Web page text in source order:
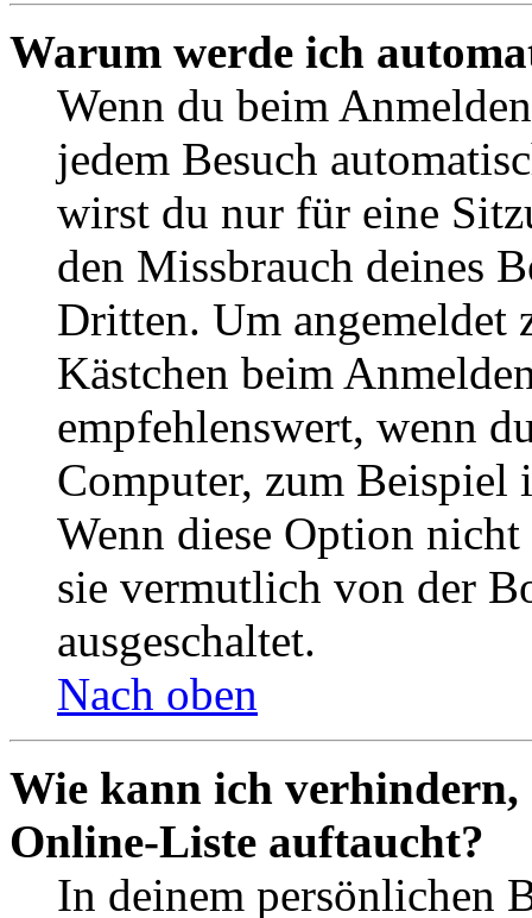
Warum werde ich
Wenn du beim
jedem Besuch
wirst du nur für eine
den Missbrauch deines
Dritten. Um angemeldet
Kästchen beim
empfehlenswert, wenn
Computer, zum Beispiel
Wenn diese Option
sie vermutlich von der
ausgeschaltet.
Nach oben
Wie kann ich verhindern,
Online-Liste auftaucht?
In deinem persönlichen